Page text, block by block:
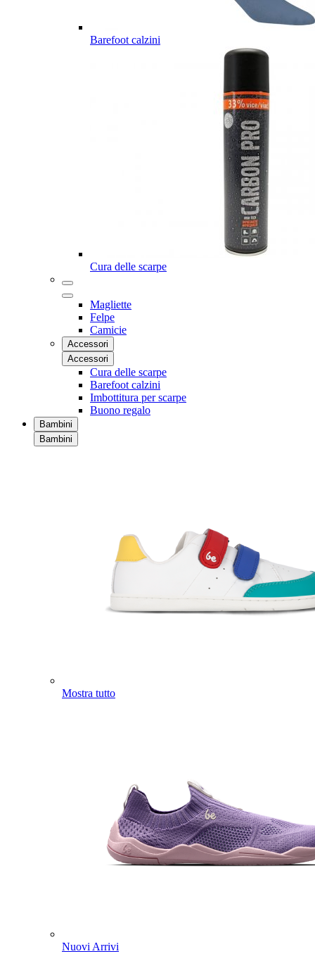
Barefoot calzini
Cura delle scarpe
Magliette
Felpe
Camicie
Accessori
Accessori
Cura delle scarpe
Barefoot calzini
Imbottitura per scarpe
Buono regalo
Bambini
Bambini
Mostra tutto
Nuovi Arrivi